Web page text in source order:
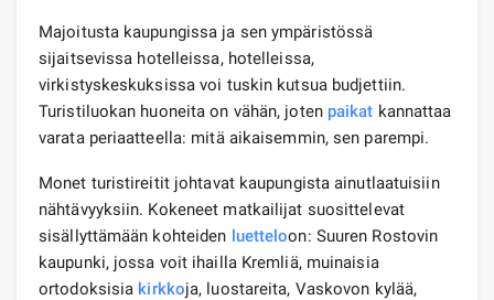
Majoitusta kaupungissa ja sen ympäristössä
sijaitsevissa hotelleissa, hotelleissa,
virkistyskeskuksissa voi tuskin kutsua budjettiin.
Turistiluokan huoneita on vähän, joten paikat kannattaa
varata periaatteella: mitä aikaisemmin, sen parempi.
Monet turistireitit johtavat kaupungista ainutlaatuisiin
nähtävyyksiin. Kokeneet matkailijat suosittelevat
sisällyttämään kohteiden luetteloon: Suuren Rostovin
kaupunki, jossa voit ihailla Kremliä, muinaisia ​​
ortodoksisia kirkkoja, luostareita, Vaskovon kylää,